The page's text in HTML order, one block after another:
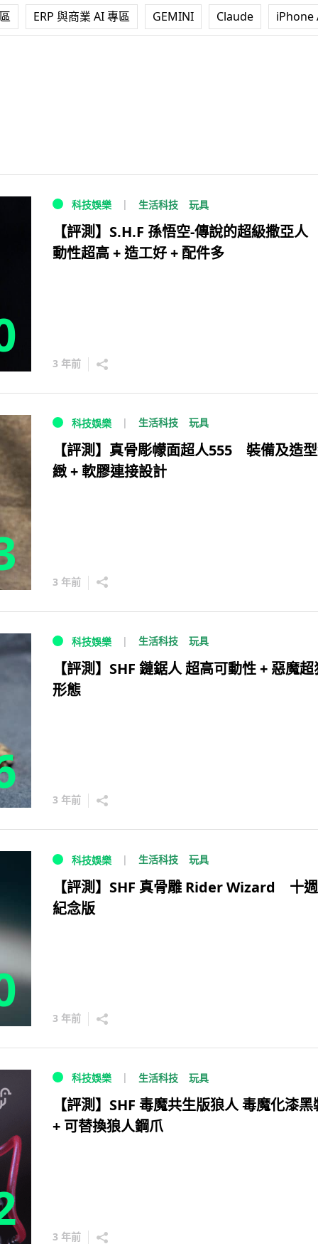
ERP 與商業 AI 專區 GEMINI Claude iPhone
科技娛樂 生活科技 玩具
【評測】S.H.F 孫悟空-傳說的超級撒亞
動性超高 + 造工好 + 配件多
3 年前
科技娛樂 生活科技 玩具
【評測】真骨彫幪面超人555 裝備及造
緻 + 軟膠連接設計
3 年前
科技娛樂 生活科技 玩具
【評測】SHF 鏈鋸人 超高可動性 + 惡魔超
形態
3 年前
科技娛樂 生活科技 玩具
【評測】SHF 真骨雕 Rider Wizard 十
紀念版
3 年前
科技娛樂 生活科技 玩具
【評測】SHF 毒魔共生版狼人 毒魔化漆
+ 可替換狼人鋼爪
3 年前